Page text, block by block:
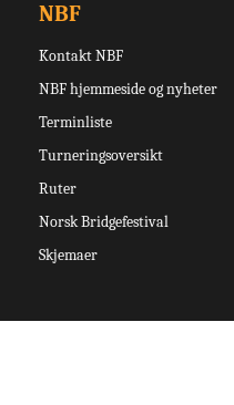
NBF
Kontakt NBF
NBF hjemmeside og nyheter
Terminliste
Turneringsoversikt
Ruter
Norsk Bridgefestival
Skjemaer